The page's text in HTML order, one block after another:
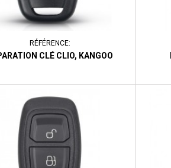
RÉFÉRENCE:
CLÉ CLIO, KANGOO